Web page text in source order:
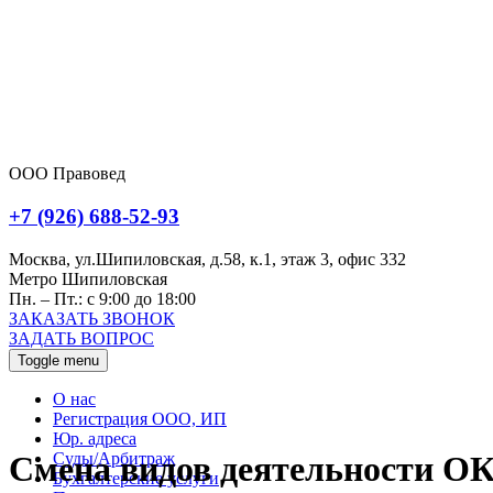
ООО Правовед
+7 (926) 688-52-93
Москва, ул.Шипиловская, д.58, к.1, этаж 3, офис 332
Метро Шипиловская
Пн. – Пт.: с 9:00 до 18:00
ЗАКАЗАТЬ ЗВОНОК
ЗАДАТЬ ВОПРОС
Toggle menu
О нас
Регистрация ООО, ИП
Юр. адреса
Суды/Арбитраж
Бухгалтерские услуги
Смена видов деятельности